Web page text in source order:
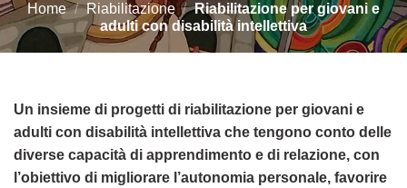
Home / Riabilitazione / Riabilitazione per giovani e
adulti con disabilità intellettiva
Un insieme di progetti di riabilitazione per giovani e
adulti con disabilità intellettiva che tengono conto delle
diverse capacità di apprendimento e di relazione, con
l’obiettivo di migliorare l’autonomia personale, favorire